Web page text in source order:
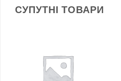
СУПУТНІ ТОВАРИ